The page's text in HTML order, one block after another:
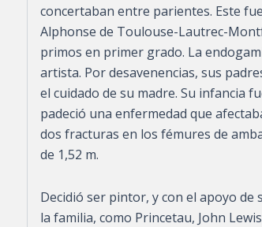
concertaban entre parientes. Este
Alphonse de Toulouse-Lautrec-
primos en primer grado. La
artista. Por desavenencias, sus
el cuidado de su madre. Su infancia
padeció una enfermedad que
dos fracturas en los fémures de
de 1,52 m.
Decidió ser pintor, y con el apoyo
la familia, como Princetau, John